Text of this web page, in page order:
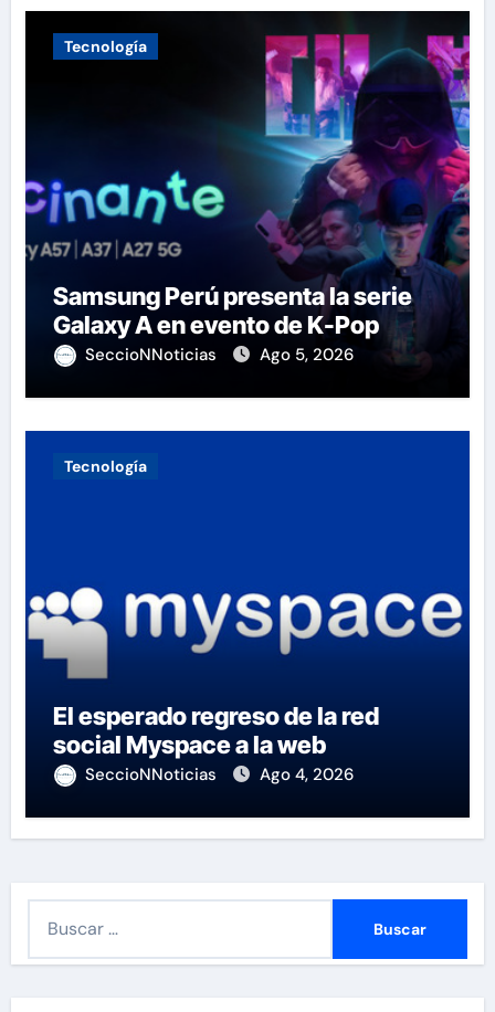
Tecnología
Samsung Perú presenta la serie
Galaxy A en evento de K-Pop
SeccioNNoticias Ago 5, 2026
Tecnología
El esperado regreso de la red
social Myspace a la web
SeccioNNoticias Ago 4, 2026